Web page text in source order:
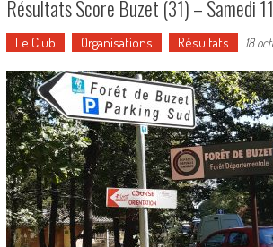
Résultats Score Buzet (31) – Samedi
Le Club Organisations Résultats 18